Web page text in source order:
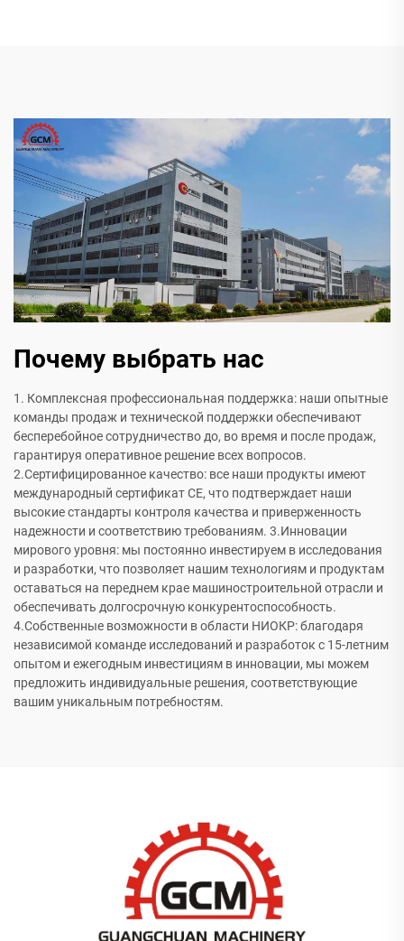
Почему выбрать нас
1. Комплексная профессиональная поддержка: наши опытные
команды продаж и технической поддержки обеспечивают
бесперебойное сотрудничество до, во время и после продаж,
гарантируя оперативное решение всех вопросов.
2.Сертифицированное качество: все наши продукты имеют
международный сертификат CE, что подтверждает наши
высокие стандарты контроля качества и приверженность
надежности и соответствию требованиям. 3.Инновации
мирового уровня: мы постоянно инвестируем в исследования
и разработки, что позволяет нашим технологиям и продуктам
оставаться на переднем крае машиностроительной отрасли и
обеспечивать долгосрочную конкурентоспособность.
4.Собственные возможности в области НИОКР: благодаря
независимой команде исследований и разработок с 15-летним
опытом и ежегодным инвестициям в инновации, мы можем
предложить индивидуальные решения, соответствующие
вашим уникальным потребностям.